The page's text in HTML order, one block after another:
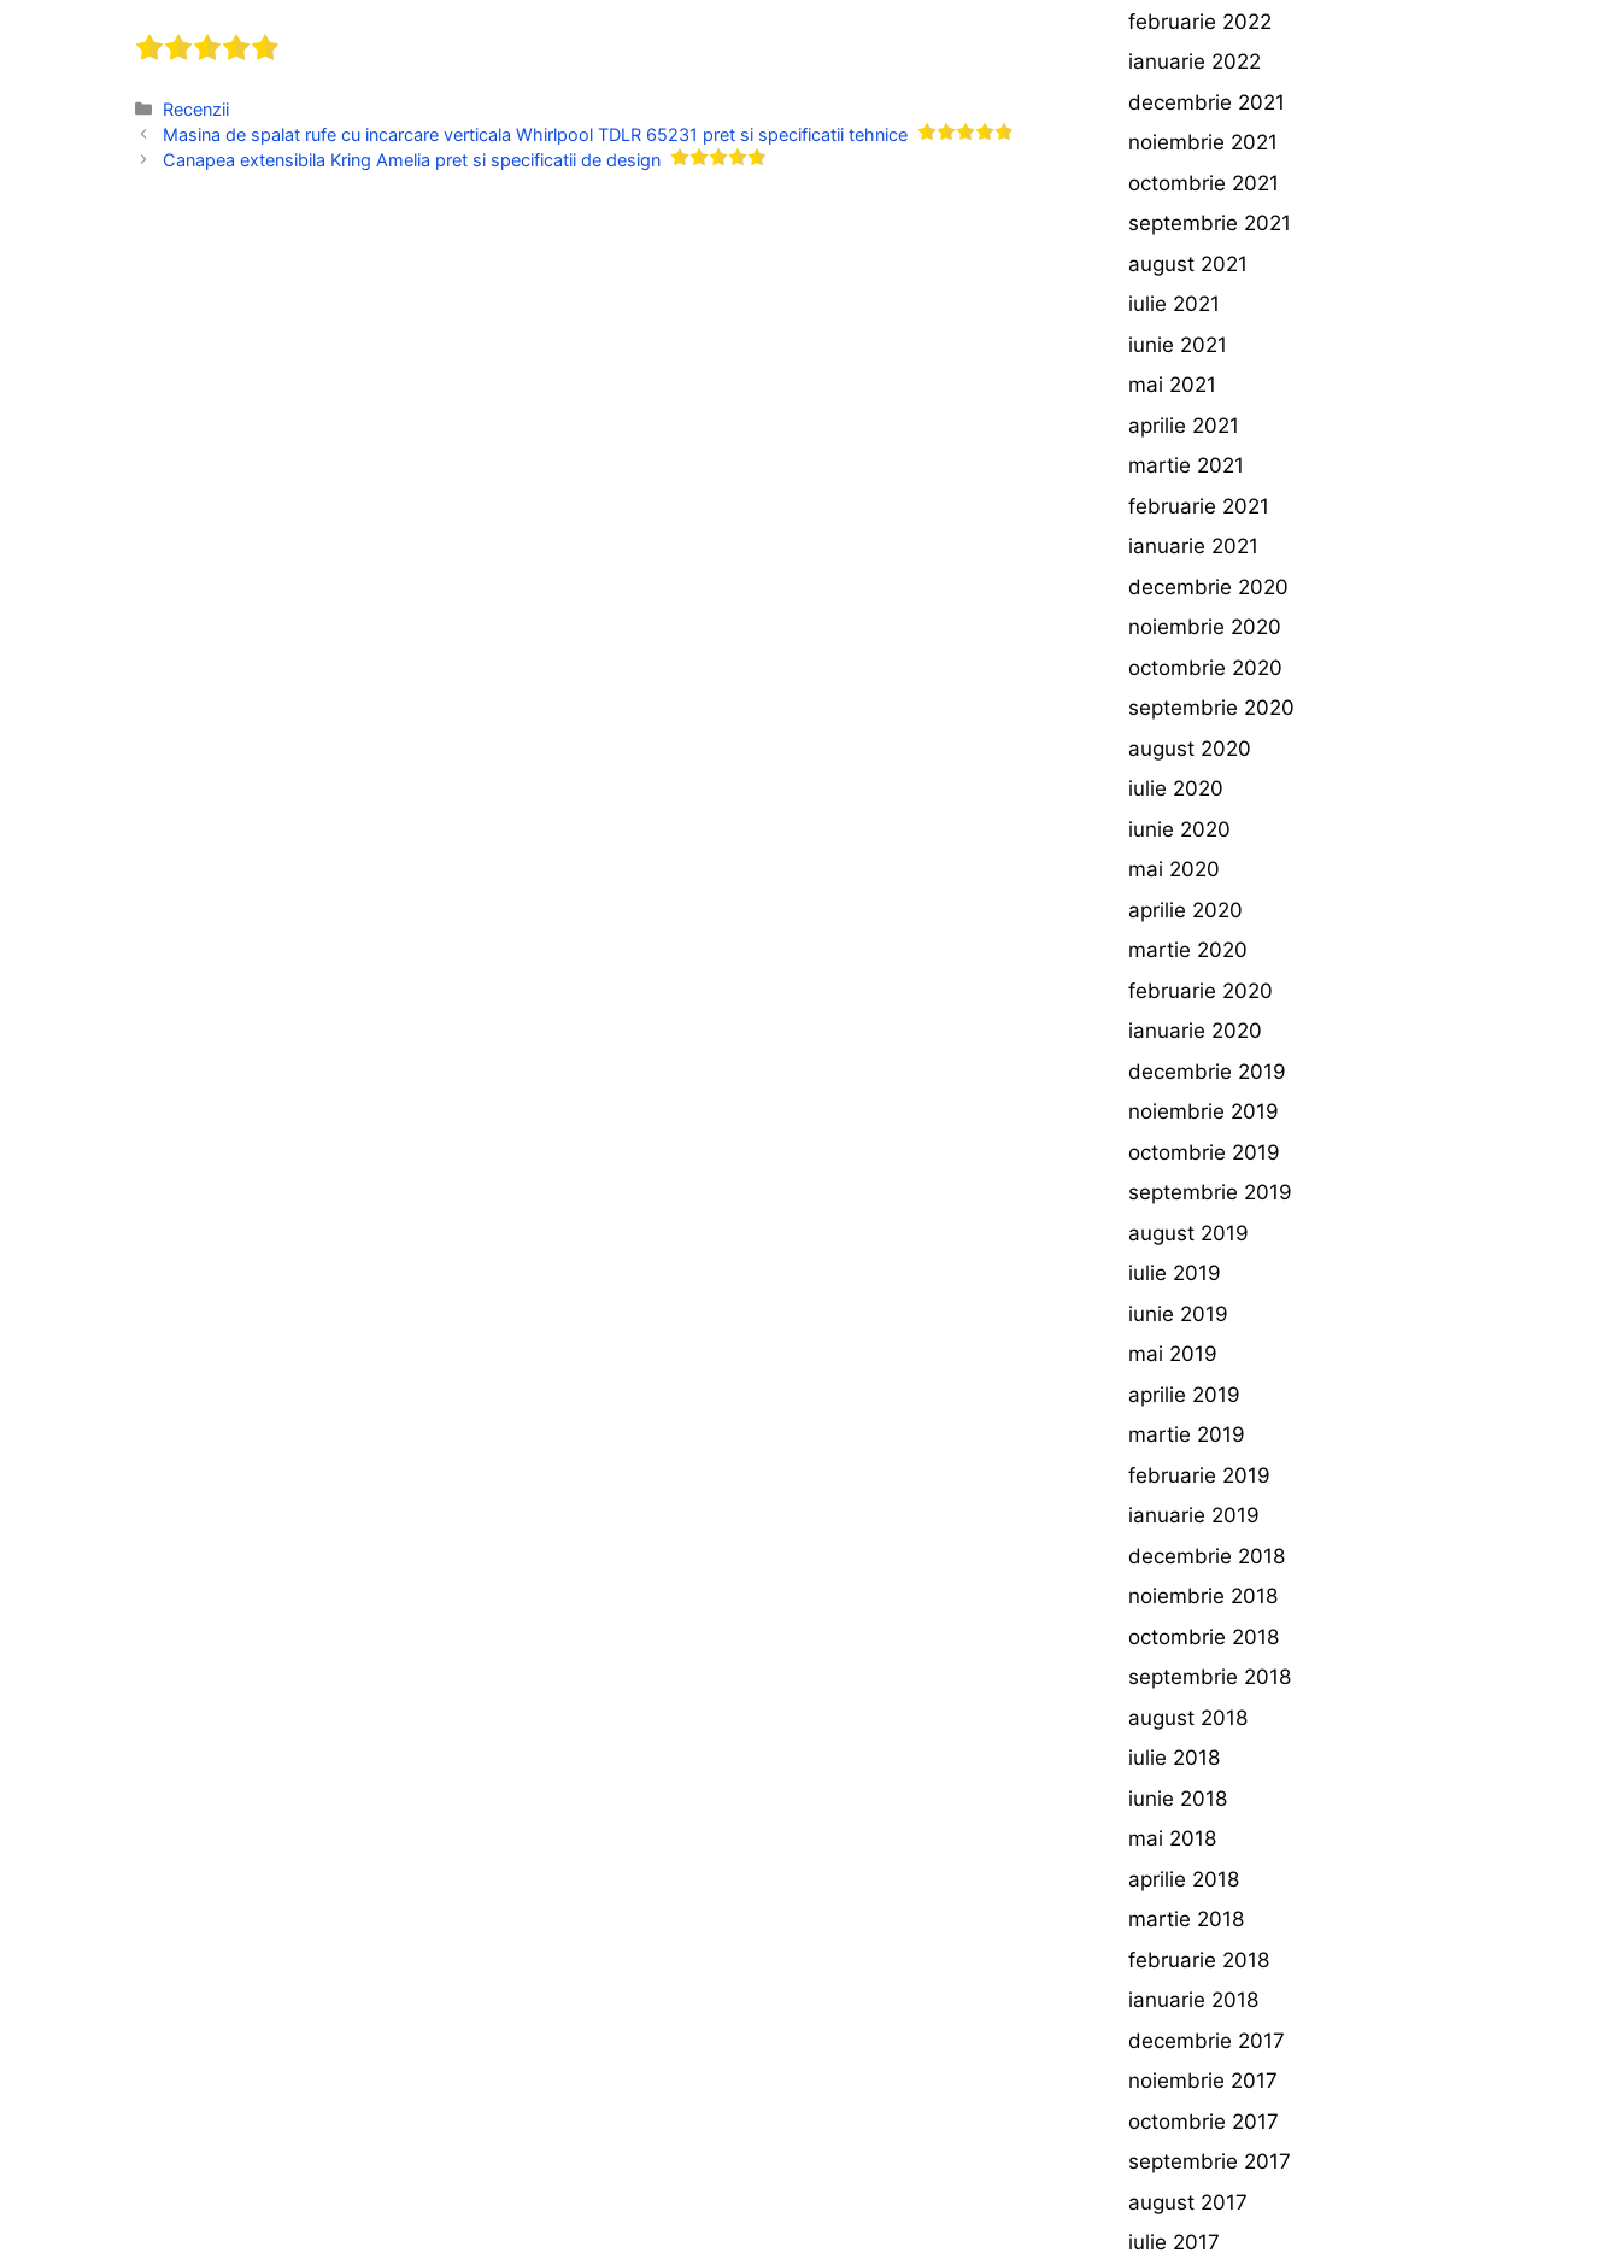
Categorii
Recenzii
Masina de spalat rufe cu incarcare verticala Whirlpool TDLR 65231 pret si specificatii tehnice
Canapea extensibila Kring Amelia pret si specificatii de design
februarie 2022
ianuarie 2022
decembrie 2021
noiembrie 2021
octombrie 2021
septembrie 2021
august 2021
iulie 2021
iunie 2021
mai 2021
aprilie 2021
martie 2021
februarie 2021
ianuarie 2021
decembrie 2020
noiembrie 2020
octombrie 2020
septembrie 2020
august 2020
iulie 2020
iunie 2020
mai 2020
aprilie 2020
martie 2020
februarie 2020
ianuarie 2020
decembrie 2019
noiembrie 2019
octombrie 2019
septembrie 2019
august 2019
iulie 2019
iunie 2019
mai 2019
aprilie 2019
martie 2019
februarie 2019
ianuarie 2019
decembrie 2018
noiembrie 2018
octombrie 2018
septembrie 2018
august 2018
iulie 2018
iunie 2018
mai 2018
aprilie 2018
martie 2018
februarie 2018
ianuarie 2018
decembrie 2017
noiembrie 2017
octombrie 2017
septembrie 2017
august 2017
iulie 2017